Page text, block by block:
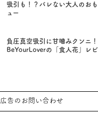
吸引も！？バレない大人のお
ュー
負圧真空吸引に甘噛みクンニ！
BeYourLoverの「食人花」レ
広告のお問い合わせ